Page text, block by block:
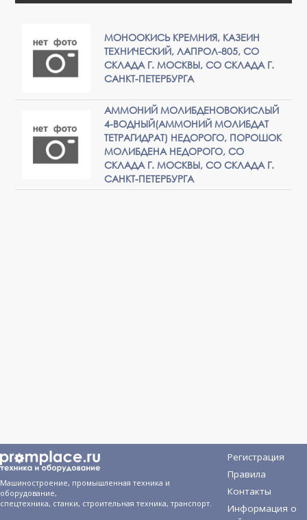
МОНООКИСЬ КРЕМНИЯ, КАЗЕИН
ТЕХНИЧЕСКИЙ, ЛАПРОЛ-805, СО
СКЛАДА Г. МОСКВЫ, СО СКЛАДА Г.
САНКТ-ПЕТЕРБУРГА
АММОНИЙ МОЛИБДЕНОВОКИСЛЫЙ
4-ВОДНЫЙ(АММОНИЙ МОЛИБДАТ
ТЕТРАГИДРАТ) НЕДОРОГО, ПОРОШОК
МОЛИБДЕНА НЕДОРОГО, СО
СКЛАДА Г. МОСКВЫ, СО СКЛАДА Г.
САНКТ-ПЕТЕРБУРГА
Машиностроение, промышленная техника и
оборудование,
спецтехника, станки, строительная техника, транспорт.
Регистрация
Правила
Контакты
Информация о